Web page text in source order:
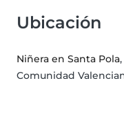
Ubicación
Niñera en Santa Pola
Comunidad